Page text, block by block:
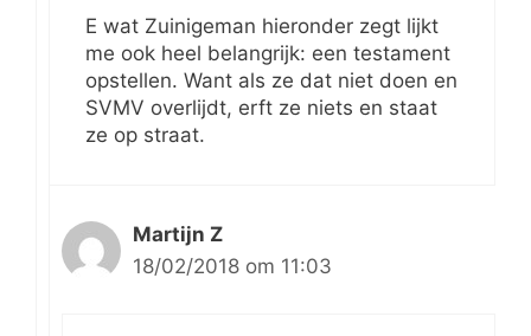
E wat Zuinigeman hieronder zegt lijkt
me ook heel belangrijk: een testament
opstellen. Want als ze dat niet doen en
SVMV overlijdt, erft ze niets en staat
ze op straat.
Martijn Z
18/02/2018 om 11:03